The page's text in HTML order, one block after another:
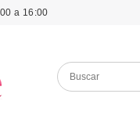
a 16:00